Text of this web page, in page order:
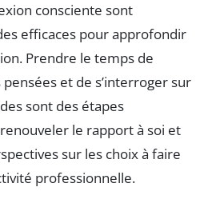
consciente sont
efficaces pour approfondir
Prendre le temps de
pensées et de s’interroger sur
sont des étapes
le rapport à soi et
sur les choix à faire
professionnelle.